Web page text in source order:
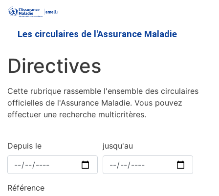
contenu
Les circulaires de l'Assurance Maladie
Directives
Cette rubrique rassemble l'ensemble des circulaires
officielles de l'Assurance Maladie. Vous pouvez
effectuer une recherche multicritères.
Depuis le jusqu'au
Référence